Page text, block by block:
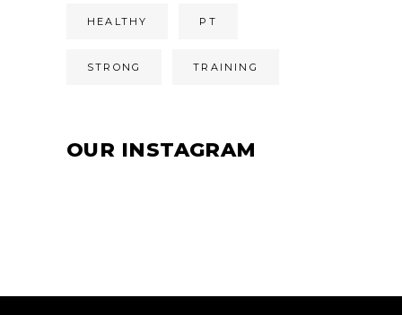
HEALTHY PT
STRONG TRAINING
OUR INSTAGRAM